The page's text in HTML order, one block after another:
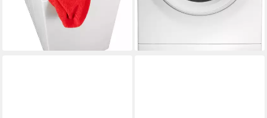
19,82 €
mtl. in 24 Raten
lieferbar - in 1-2 Werktagen bei dir